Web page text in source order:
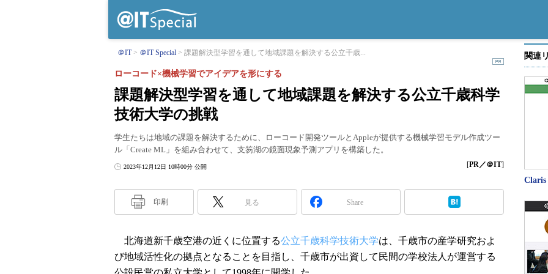
＠IT ＠IT Special 課題解決型学習を通して地域課題を解決する公立千歳...
課題解決型学習を通して地域課題を解決する公立千歳科学
技術大学の挑戦
ローコード×機械学習でアイデアを形にする
学生たちは地域の課題を解決するために、ローコード開発ツールとAppleが提供する機械学習モデル作成ツー
ル「Create ML」を組み合わせて、支笏湖の鏡面現象予測アプリを構築した。
2023年12月12日 10時00分 公開 [PR／＠IT]
印刷 見る Share
北海道新千歳空港の近くに位置する公立千歳科学技術大学は、千歳市の産学研究およ
び地域活性化の拠点となることを目指し、千歳市が出資して民間の学校法人が運営する
関連
Claris